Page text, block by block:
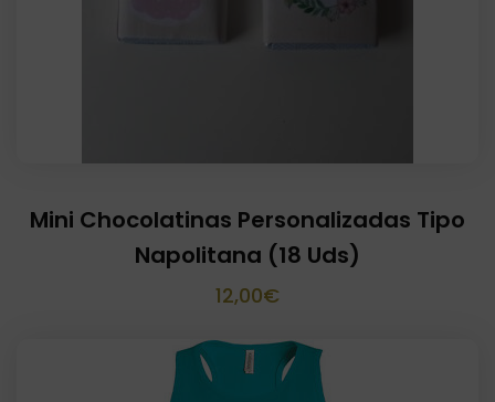
Mini Chocolatinas Personalizadas Tipo
Napolitana (18 Uds)
12,00€